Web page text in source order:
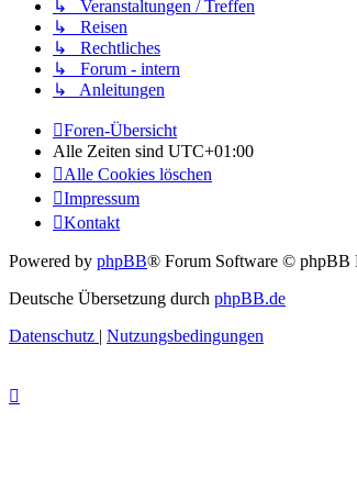
↳ Veranstaltungen / Treffen
↳ Reisen
↳ Rechtliches
↳ Forum - intern
↳ Anleitungen
Foren-Übersicht
Alle Zeiten sind UTC+01:00
Alle Cookies löschen
Impressum
Kontakt
Powered by phpBB® Forum Software © phpBB
Deutsche Übersetzung durch phpBB.de
Datenschutz | Nutzungsbedingungen